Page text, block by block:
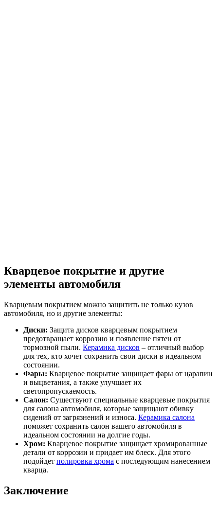
Кварцевое покрытие и другие
элементы автомобиля
Кварцевым покрытием можно защитить не только кузов
автомобиля, но и другие элементы:
Диски: Защита дисков кварцевым покрытием
предотвращает коррозию и появление пятен от
тормозной пыли. Керамика дисков – отличный выбор
для тех, кто хочет сохранить свои диски в идеальном
состоянии.
Фары: Кварцевое покрытие защищает фары от царапин
и выцветания, а также улучшает их
светопропускаемость.
Салон: Существуют специальные кварцевые покрытия
для салона автомобиля, которые защищают обивку
сидений от загрязнений и износа. Керамика салона
поможет сохранить салон вашего автомобиля в
идеальном состоянии на долгие годы.
Хром: Кварцевое покрытие защищает хромированные
детали от коррозии и придает им блеск. Для этого
подойдет полировка хрома с последующим нанесением
кварца.
Заключение